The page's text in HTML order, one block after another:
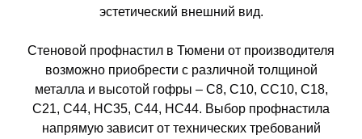
эстетический внешний вид.
Стеновой профнастил в Тюмени от производителя
возможно приобрести с различной толщиной
металла и высотой гофры – С8, С10, СС10, С18,
С21, С44, НС35, С44, НС44. Выбор профнастила
напрямую зависит от технических требований